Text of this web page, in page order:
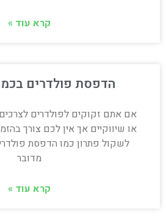
קרא עוד »
הדפסת פולדרים
אם אתם זקוקים לפולדרים
או שיווקיים אך אין לכם צורך
לשקול פתרון כמו הדפסת
מדובר
קרא עוד »